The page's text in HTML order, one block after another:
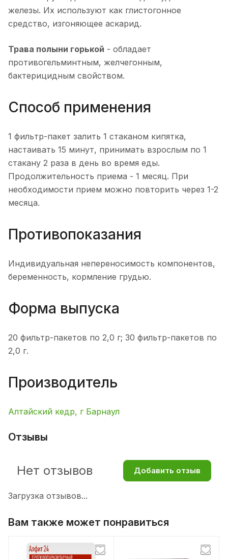
железы. Их используют как глистогонное
средство, изгоняющее аскарид.
Трава полыни горькой - обладает
противогельминтным, желчегонным,
бактерицидным свойством.
Способ применения
1 фильтр-пакет залить 1 стаканом кипятка,
настаивать 15 минут, принимать взрослым по 1
стакану 2 раза в день во время еды.
Продолжительность приема - 1 месяц. При
необходимости прием можно повторить через 1-2
месяца.
Противопоказания
Индивидуальная непереносимость компонентов,
беременность, кормление грудью.
Форма выпуска
20 фильтр-пакетов по 2,0 г; 30 фильтр-пакетов по
2,0 г.
Производитель
Алтайский кедр, г Барнаул
Отзывы
Загрузка отзывов...
Нет отзывов Добавить отзыв
Вам также может понравиться